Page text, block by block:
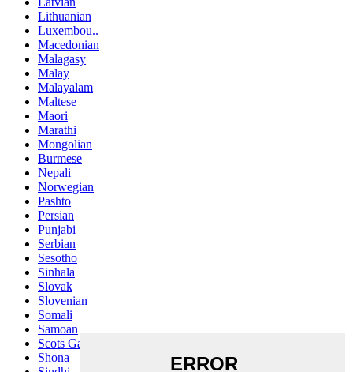
Lithuanian
Luxembou..
Macedonian
Malagasy
Malay
Malayalam
Maltese
Maori
Marathi
Mongolian
Burmese
Nepali
Norwegian
Pashto
Persian
Punjabi
Serbian
Sesotho
Sinhala
Slovak
Slovenian
Somali
Samoan
Scots Gaelic
Shona